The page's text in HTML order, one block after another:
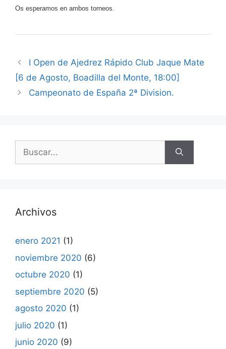
Os esperamos en ambos torneos.
I Open de Ajedrez Rápido Club Jaque Mate
[6 de Agosto, Boadilla del Monte, 18:00]
Campeonato de España 2ª Division.
Buscar:
Archivos
enero 2021 (1)
noviembre 2020 (6)
octubre 2020 (1)
septiembre 2020 (5)
agosto 2020 (1)
julio 2020 (1)
junio 2020 (9)